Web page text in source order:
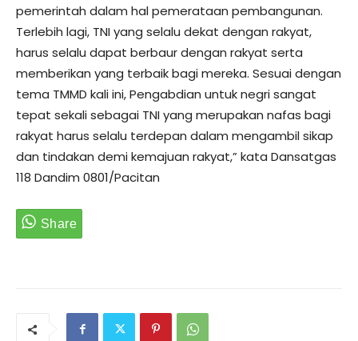
pemerintah dalam hal pemerataan pembangunan.
Terlebih lagi, TNI yang selalu dekat dengan rakyat,
harus selalu dapat berbaur dengan rakyat serta
memberikan yang terbaik bagi mereka. Sesuai dengan
tema TMMD kali ini, Pengabdian untuk negri sangat
tepat sekali sebagai TNI yang merupakan nafas bagi
rakyat harus selalu terdepan dalam mengambil sikap
dan tindakan demi kemajuan rakyat,” kata Dansatgas
118 Dandim 0801/Pacitan